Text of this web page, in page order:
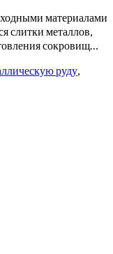
материалами
слитки металлов,
сокровищ…
руду,